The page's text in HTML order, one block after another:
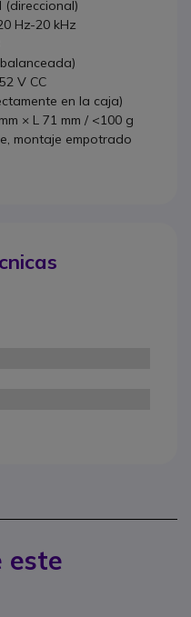
(direccional)
Hz-20 kHz
V CC
en la caja)
× L 71 mm / <100 g
montaje empotrado
este